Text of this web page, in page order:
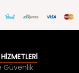
Güvenlik